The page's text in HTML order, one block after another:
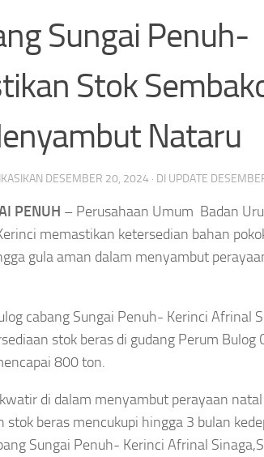
Sungai Penuh-
Stok
Nataru
DESEMBER 20, 2024 · DI UPDATE
PENUH – Perusahaan Umum Badan
memastikan ketersedian bahan
gula aman dalam menyambut
cabang Sungai Penuh- Kerinci Afrinal
stok beras di gudang Perum Bulog
800 ton.
di dalam menyambut perayaan
beras mencukupi hingga 3 bulan
Sungai Penuh- Kerinci Afrinal
Bupati
Kejari Sungai Penuh
Semarak HUT RI